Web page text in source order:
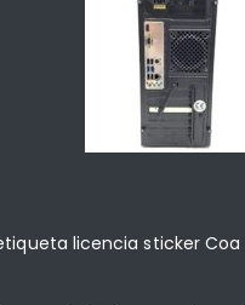
licencia sticker Coa